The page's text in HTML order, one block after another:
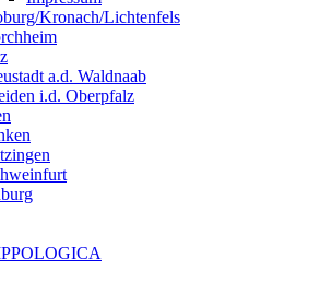
Kronach/Lichtenfels
a.d. Waldnaab
i.d. Oberpfalz